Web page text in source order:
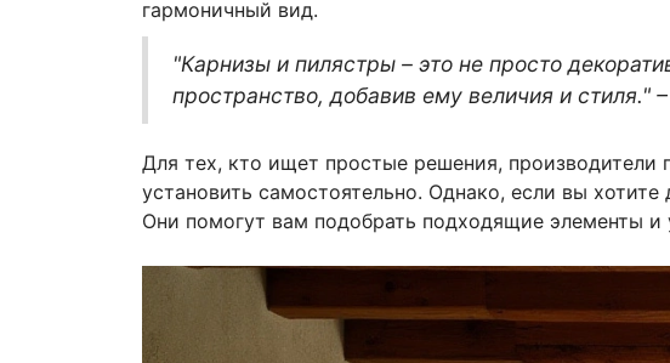
гармоничный вид.
"Карнизы и пилястры – это не просто
пространство, добавив ему величия и
Для тех, кто ищет простые решения, производители
установить самостоятельно. Однако, если вы
Они помогут вам подобрать подходящие элементы и